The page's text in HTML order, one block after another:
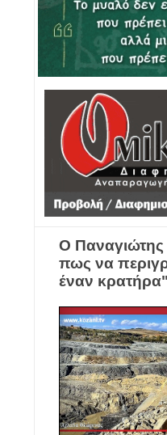
Ο Παναγιώτης
πως να
έναν